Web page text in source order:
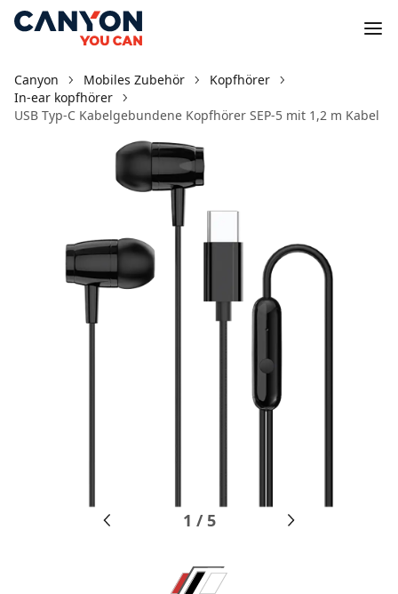
Canyon Mobiles Zubehör
Kopfhörer
In-ear kopfhörer
USB Typ-C Kabelgebundene Kopfhörer SEP-5 mit 1,2 m Kabel
1 / 5